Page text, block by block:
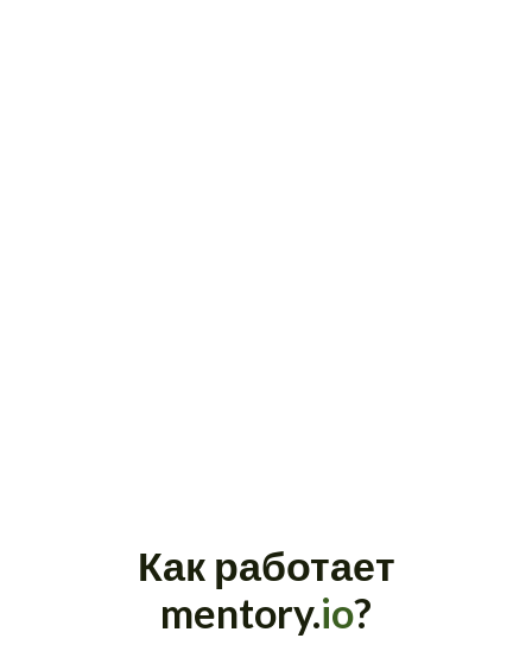
Как работает
mentory.io?